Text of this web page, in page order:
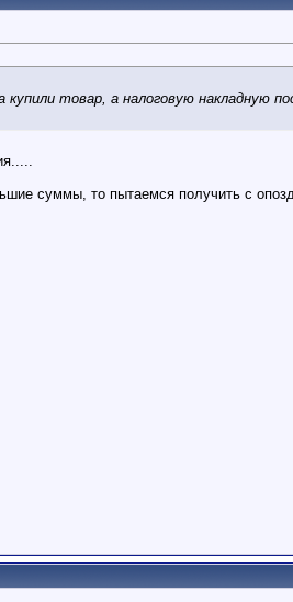
купили товар, а налоговую накладную
суммы, то пытаемся получить с